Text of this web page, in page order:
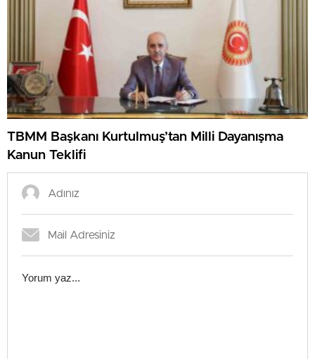
TBMM Başkanı Kurtulmuş’tan Milli Dayanışma
Kanun Teklifi